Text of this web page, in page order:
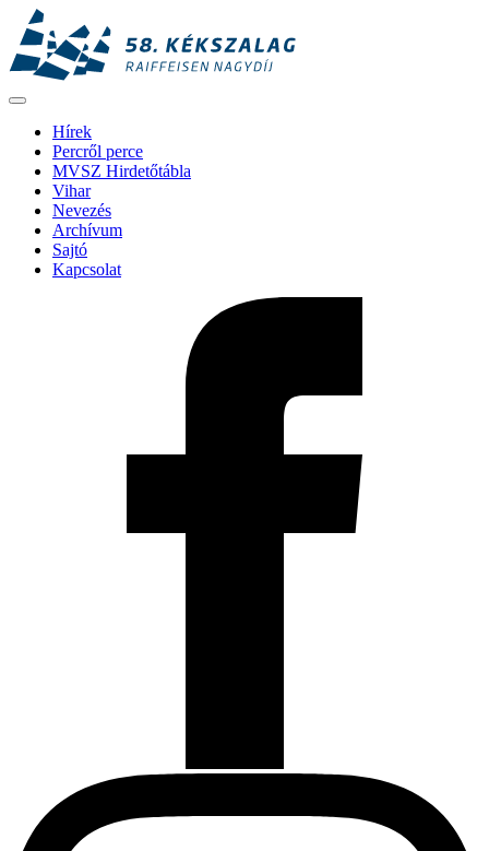
Hírek
Percről perce
MVSZ Hirdetőtábla
Vihar
Nevezés
Archívum
Sajtó
Kapcsolat